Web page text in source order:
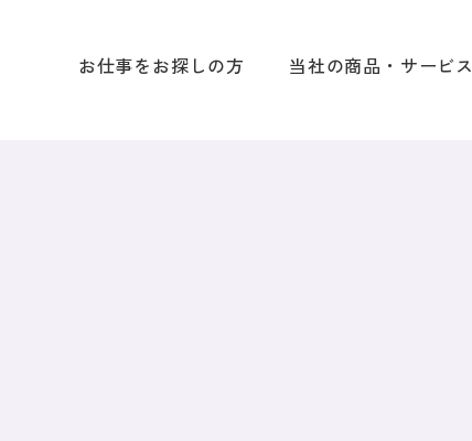
お仕事をお探しの方 当社の商品・サービス